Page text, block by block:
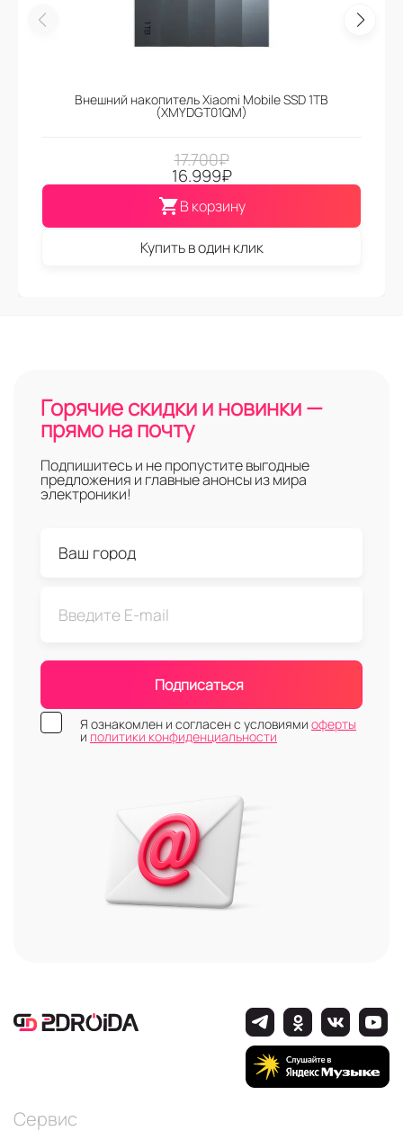
Внешний накопитель Xiaomi Mobile SSD 1TB
(XMYDGT01QM)
17.700₽
16.999₽
В корзину
Купить в один клик
Горячие скидки и новинки —
прямо на почту
Подпишитесь и не пропустите выгодные
предложения и главные анонсы из мира
электроники!
Подписаться
Я ознакомлен и согласен с условиями оферты
и политики конфиденциальности
Сервис